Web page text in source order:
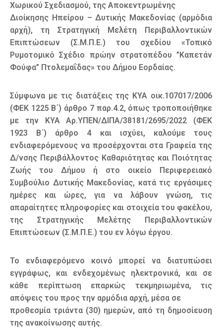
Χωρικού Σχεδιασμού, της Αποκεντρωμένης
Διοίκησης Ηπείρου – Δυτικής Μακεδονίας (αρμόδια
αρχή), τη Στρατηγική Μελέτη Περιβαλλοντικών
Επιπτώσεων (Σ.Μ.Π.Ε.) του σχεδίου «Τοπικό
Ρυμοτομικό Σχέδιο πρώην στρατοπέδου ”Καπετάν
Φούφα” Πτολεμαΐδας» του Δήμου Εορδαίας.
Σύμφωνα με τις διατάξεις της ΚΥΑ οικ.107017/2006
(ΦΕΚ 1225 Β΄) άρθρο 7 παρ.4.2, όπως τροποποιήθηκε
με την ΚΥΑ Αρ.ΥΠΕΝ/ΔΙΠΑ/38181/2695/2022 (ΦΕΚ
1923 Β΄) άρθρο 4 και ισχύει, καλούμε τους
ενδιαφερόμενους να προσέρχονται στα Γραφεία της
Δ/νσης Περιβάλλοντος Καθαριότητας και Ποιότητας
Ζωής του Δήμου ή στο οικείο Περιφερειακό
Συμβούλιο Δυτικής Μακεδονίας, κατά τις εργάσιμες
ημέρες και ώρες, για να λάβουν γνώση, τις
απαραίτητες πληροφορίες και στοιχεία του φακέλου,
της Στρατηγικής Μελέτης Περιβαλλοντικών
Επιπτώσεων (Σ.Μ.Π.Ε.) του εν λόγω έργου.
Το ενδιαφερόμενο κοινό μπορεί να διατυπώσει
εγγράφως, και ενδεχομένως ηλεκτρονικά, και σε
κάθε περίπτωση επαρκώς τεκμηριωμένα, τις
απόψεις του προς την αρμόδια αρχή, μέσα σε
προθεσμία τριάντα (30) ημερών, από τη δημοσίευση
της ανακοίνωσης αυτής.